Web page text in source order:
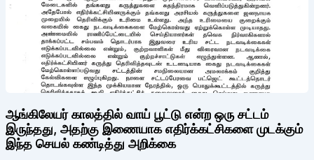
ஆங்கிலேயர் காலத்தில் வாய் பூட்டு என்ற ஒரு சட்டம்
இருந்தது, அதற்கு இணையாக எதிர்க்கட்சிகளை முடக்கும்
இந்த செயல் கண்டித்து அறிக்கை